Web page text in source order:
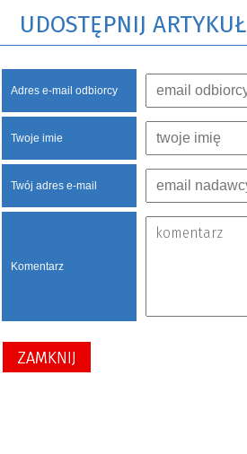
UDOSTĘPNIJ ARTYKUŁ
Adres e-mail odbiorcy
Twoje imie
Twój adres e-mail
Komentarz